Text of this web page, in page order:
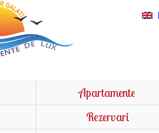
Apartamente
Rezervari